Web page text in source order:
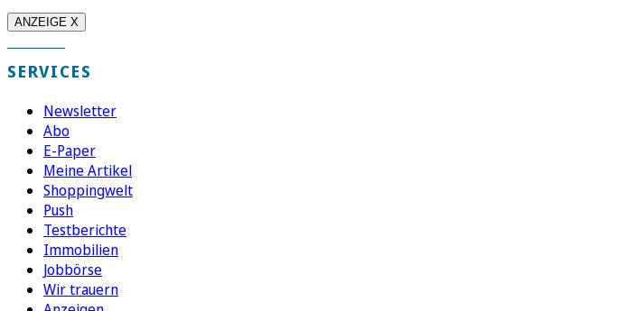
ANZEIGE X
SERVICES
Newsletter
Abo
E-Paper
Meine Artikel
Shoppingwelt
Push
Testberichte
Immobilien
Jobbörse
Wir trauern